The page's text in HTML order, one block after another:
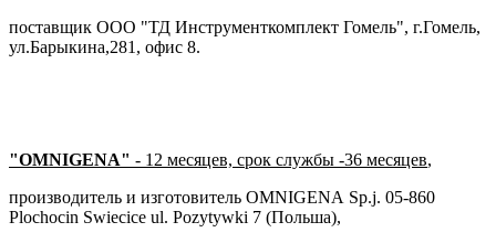
поставщик ООО "ТД Инструменткомплект Гомель", г.Гомель,
ул.Барыкина,281, офис 8.
"OMNIGENA" - 12 месяцев, срок службы -36 месяцев,
производитель и изготовитель OMNIGENA Sp.j. 05-860
Plochocin Swiecice ul. Pozytywki 7 (Польша),